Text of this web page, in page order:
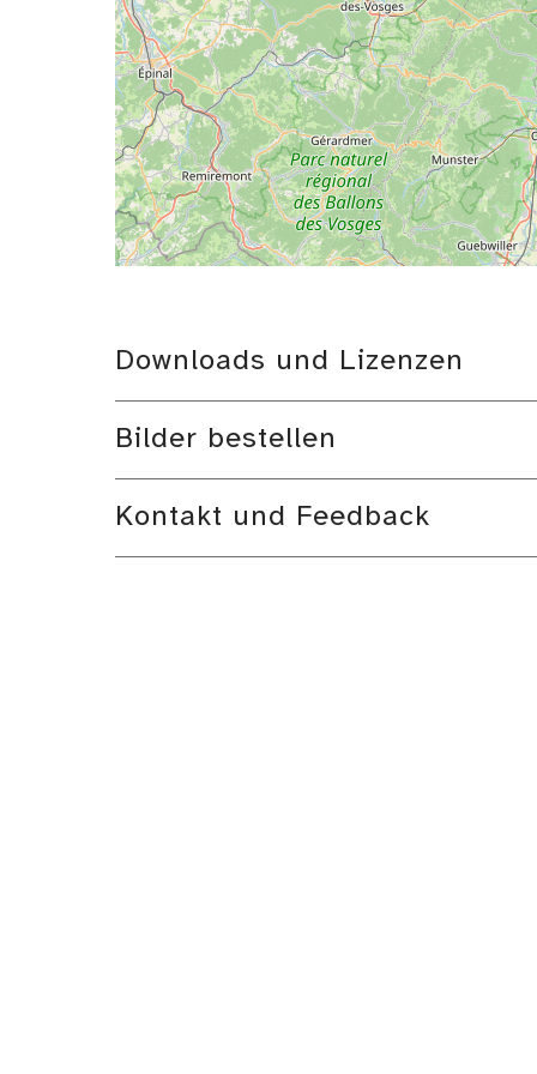
Downloads und Lizenzen
Bilder bestellen
Kontakt und Feedback